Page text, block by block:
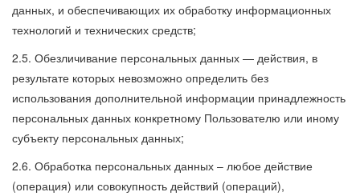
данных, и обеспечивающих их обработку информационных
технологий и технических средств;
2.5. Обезличивание персональных данных — действия, в
результате которых невозможно определить без
использования дополнительной информации принадлежность
персональных данных конкретному Пользователю или иному
субъекту персональных данных;
2.6. Обработка персональных данных – любое действие
(операция) или совокупность действий (операций),